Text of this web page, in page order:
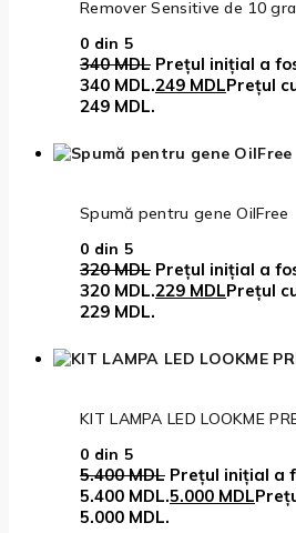
Remover Sensitive de 10
0 din 5
340MDL Prețul inițial a
340 MDL.249 MDLPrețul
249 MDL.
Spumă pentru gene OilFree
0 din 5
320MDL Prețul inițial a
320 MDL.229 MDLPrețul
229 MDL.
KIT LAMPA LED LOOKME
0 din 5
5.400MDL Prețul inițial a
5.400 MDL.5.000 MDL
5.000 MDL.